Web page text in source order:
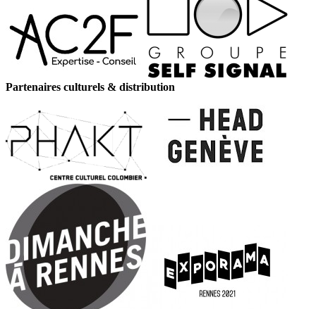
Partenaires culturels & distribution